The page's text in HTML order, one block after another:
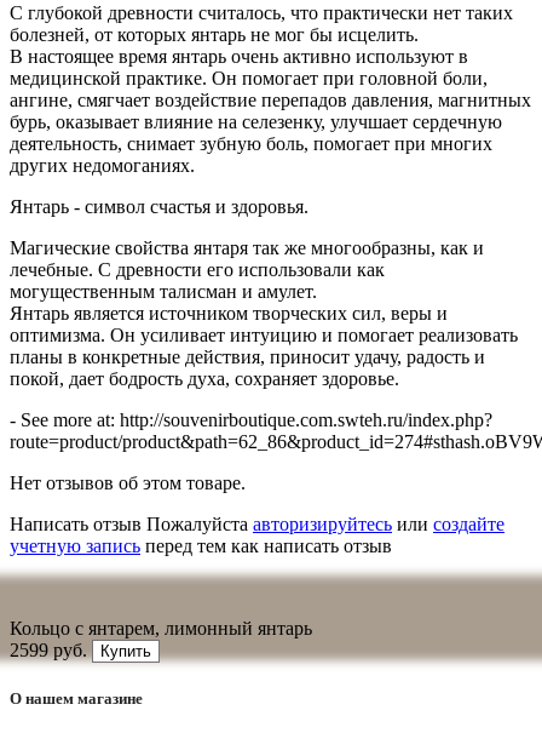
С глубокой древности считалось, что практически нет таких
болезней, от которых янтарь не мог бы исцелить.
В настоящее время янтарь очень активно используют в
медицинской практике. Он помогает при головной боли,
ангине, смягчает воздействие перепадов давления, магнитных
бурь, оказывает влияние на селезенку, улучшает сердечную
деятельность, снимает зубную боль, помогает при многих
других недомоганиях.
Янтарь - символ счастья и здоровья.
Магические свойства янтаря так же многообразны, как и
лечебные. С древности его использовали как
могущественным талисман и амулет.
Янтарь является источником творческих сил, веры и
оптимизма. Он усиливает интуицию и помогает реализовать
планы в конкретные действия, приносит удачу, радость и
покой, дает бодрость духа, сохраняет здоровье.
- See more at: http://souvenirboutique.com.swteh.ru/index.php?
route=product/
Нет отзывов об этом товаре.
Написать отзыв Пожалуйста авторизируйтесь или создайте
учетную запись перед тем как написать отзыв
Кольцо с янтарем, лимонный янтарь
2599 руб.
Купить
О нашем магазине